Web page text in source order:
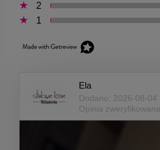
2
1
Ela
Dodano: 2026-08-04
Opinia zweryfikowana